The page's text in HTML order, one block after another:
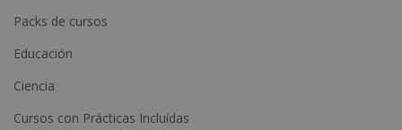
n
i
v
Packs de cursos
Educación
Ciencia
Cursos con Prácticas Incluídas